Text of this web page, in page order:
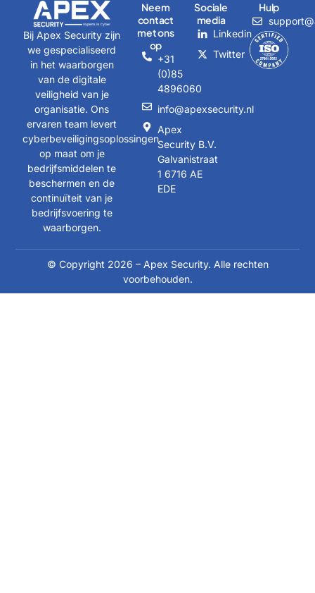
Bij Apex Security zijn
we gespecialiseerd
in het waarborgen
van de digitale
veiligheid van je
organisatie. Ons
ervaren team levert
cyberbeveiligingsoplossingen
op maat om je
bedrijfsmiddelen te
beschermen en de
continuïteit van je
bedrijfsvoering te
waarborgen.
Neem
contact
met ons
op
+31
(0)85
4896060
info@apexsecurity.nl
Apex
Security B.V.
Galvanistraat
1 6716 AE
EDE
Sociale
media
Linkedin
Twitter
Hulp
© Copyright 2026 – Apex Security. Alle rechten
voorbehouden.